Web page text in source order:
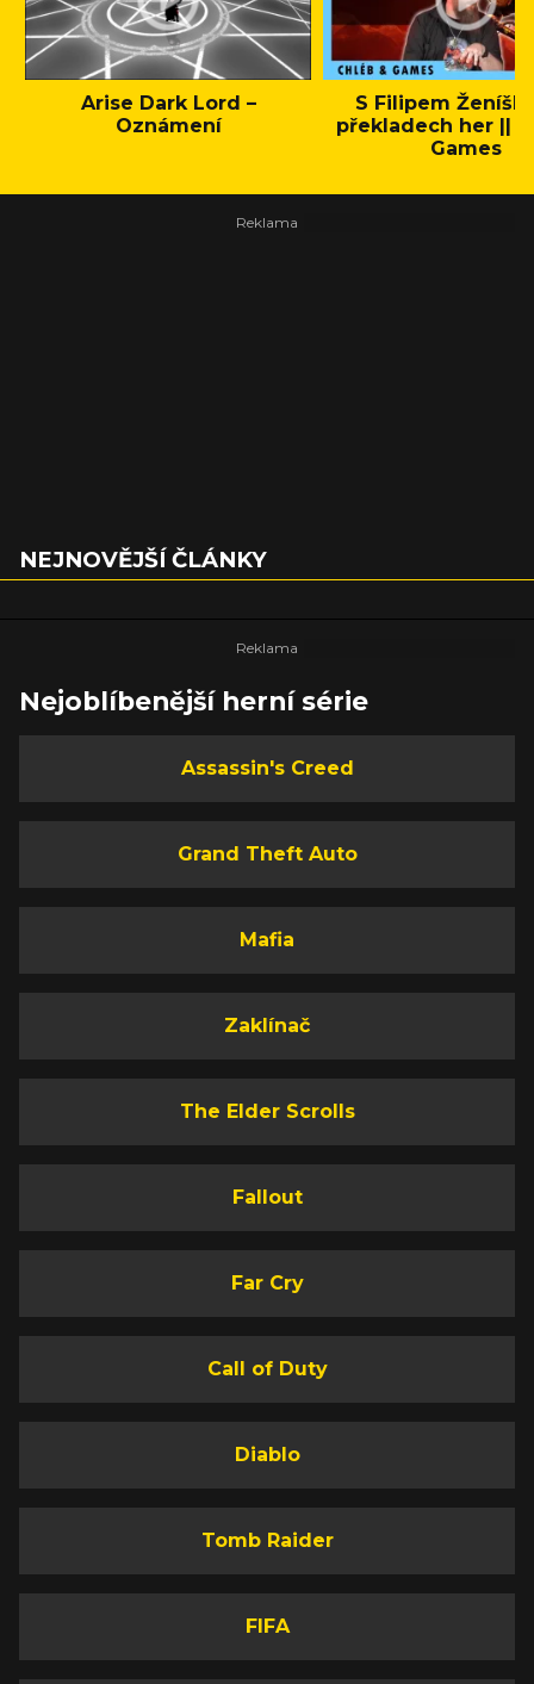
Arise Dark Lord –
Oznámení
S Filipem
překladech her ||
Games
NEJNOVĚJŠÍ ČLÁNKY
Nejoblíbenější herní série
Assassin's Creed
Grand Theft Auto
Mafia
Zaklínač
The Elder Scrolls
Fallout
Far Cry
Call of Duty
Diablo
Tomb Raider
FIFA